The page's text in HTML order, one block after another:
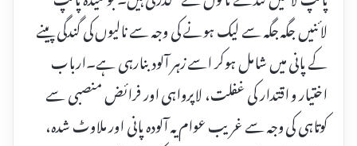
لائنیں جگہ جگہ سے لیک ہونے کی وجہ سے نالیوں کی گندگی پینے
کے پانی میں شامل ہوکر اسے زہر آلودبنارہی ہے۔ارباب
اختیار و اقتدار کی غفلت، لاپرواہی اور فرائض منصبی سے
کوتاہی کی وجہ سے غریب عوام یہ آلودہ پانی اور ملاوٹ شدہ،